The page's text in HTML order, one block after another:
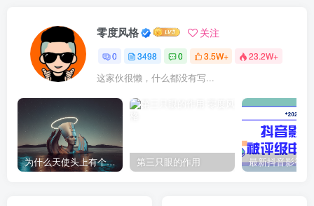
零度风格 关注
0 3498 0 3.5W+ 23.2W+
这家伙很懒，什么都没有写...
为什么天使头上有个圈？ 第三只眼的作用